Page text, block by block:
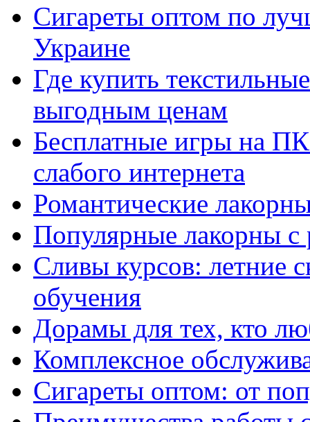
Сигареты оптом по
Украине
Где купить
выгодным ценам
Бесплатные игры на
слабого интернета
Романтические
Популярные лакорны с
Сливы курсов: летние
обучения
Дорамы для тех, кто
Комплексное
Сигареты оптом: от